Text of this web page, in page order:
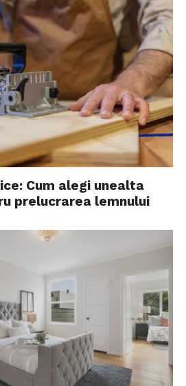
Cum alegi unealta
prelucrarea lemnului